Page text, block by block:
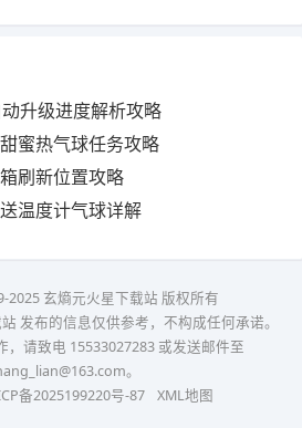
升级进度解析攻略
蜜热气球任务攻略
刷新位置攻略
温度计气球详解
玄熵元火星下载站 版权所有
发布的信息仅供参考，不构成任何承诺。
，请致电 15533027283 或发送邮件至
。
备2025199220号-87 XML地图